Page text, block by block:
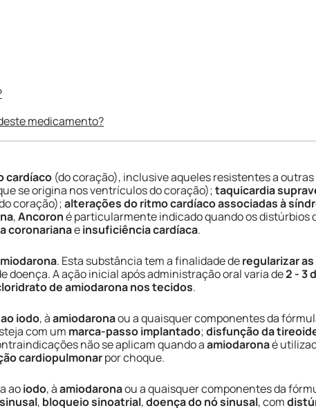
medicamento?
cardíaco (do coração), inclusive aqueles resistentes a
se origina nos ventrículos do coração);taquicardia
coração);alterações do ritmo cardíaco associadas à
,Ancoroné particularmente indicado quando os distúrbios
coronarianaeinsuficiência cardíaca.
. Esta substância tem a finalidade deregularizar
doença. A ação inicial após administração oral varia de2 - 3
de amiodarona nos tecidos.
iodo, àamiodaronaou a quaisquer componentes da
com um marca-passo implantado;disfunção da
não se aplicam quando aamiodaronaé
cardiopulmonarpor choque.
aoiodo, àamiodaronaou a quaisquer componentes da
, bloqueio sinoatrial,doença do nó sinusal, com